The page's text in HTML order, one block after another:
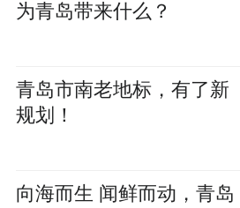
为青岛带来什么？
青岛市南老地标，有了新
规划！
向海而生 闻鲜而动，青岛